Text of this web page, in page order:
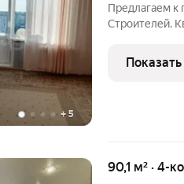
+ 5
Предлагаем к
Строителей.
свою мечту в
90,1 м² · 4-